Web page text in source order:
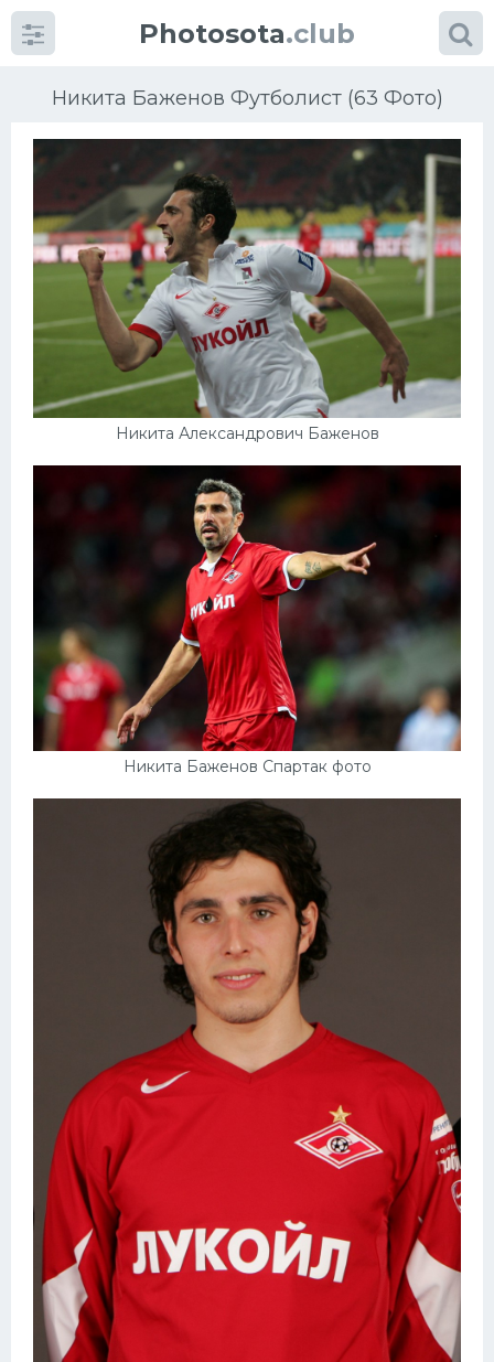
Photosota.club
Никита Баженов Футболист (63 Фото)
Никита Александрович Баженов
Никита Баженов Спартак фото
КатегорииФото
Еще картинки...
Баскетбол
Конькобежный спорт
Интерьер квартиры